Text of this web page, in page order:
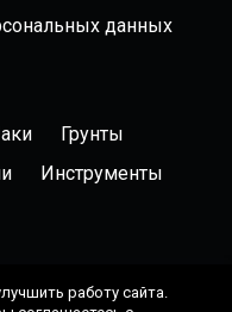
данных
Грунты
Инструменты
08-76 работу сайта.